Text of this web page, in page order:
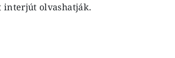
interjút olvashatják.